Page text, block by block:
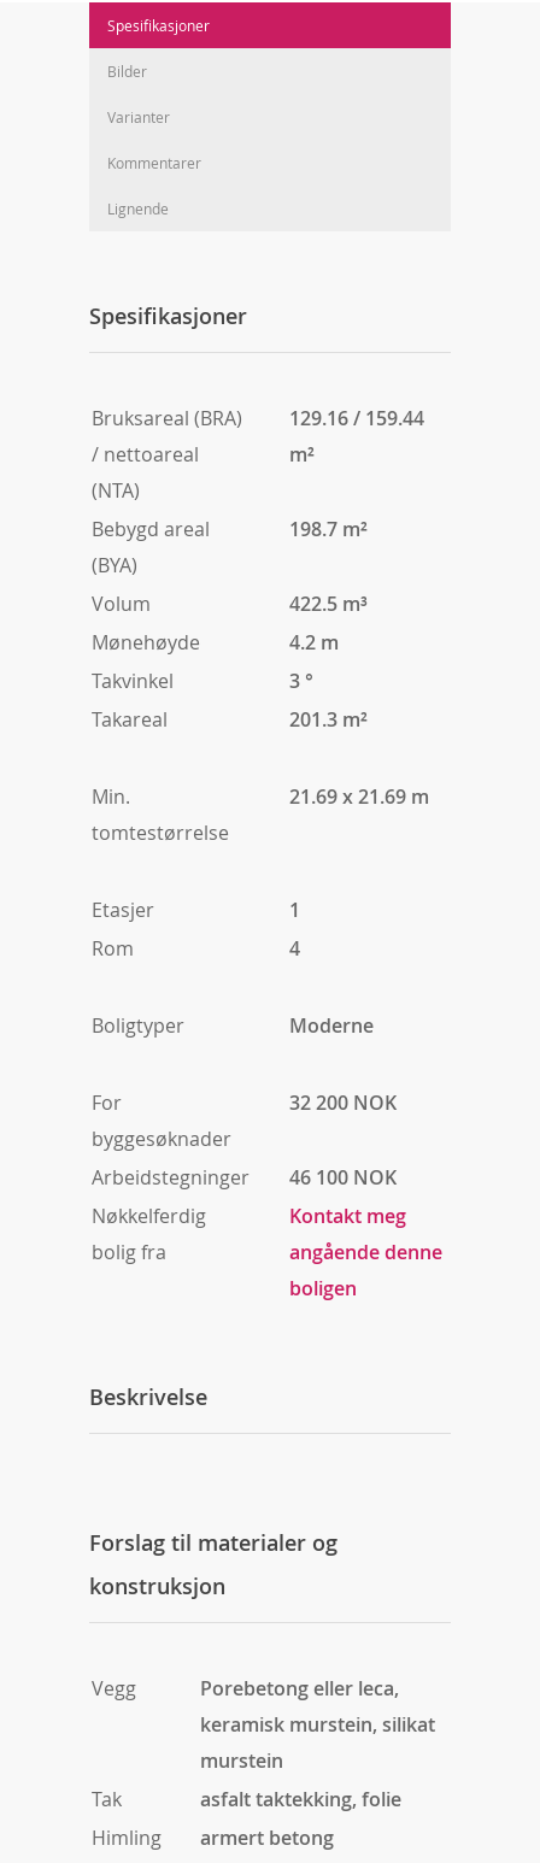
Spesifikasjoner
Bilder
Varianter
Kommentarer
Lignende
Spesifikasjoner
Bruksareal (BRA)
/ nettoareal
(NTA)
129.16 / 159.44
m²
Bebygd areal
(BYA)
198.7 m²
Volum
422.5 m³
Mønehøyde
4.2 m
Takvinkel
3 °
Takareal
201.3 m²
Min.
tomtestørrelse
21.69 x 21.69 m
Etasjer
1
Rom
4
Boligtyper Moderne
For
byggesøknader
32 200 NOK
Arbeidstegninger
46 100 NOK
Nøkkelferdig
bolig fra
Kontakt meg
angående denne
boligen
Beskrivelse
Forslag til materialer og
konstruksjon
Vegg
Porebetong eller leca,
keramisk murstein, silikat
murstein
Tak
asfalt taktekking, folie
Himling
armert betong